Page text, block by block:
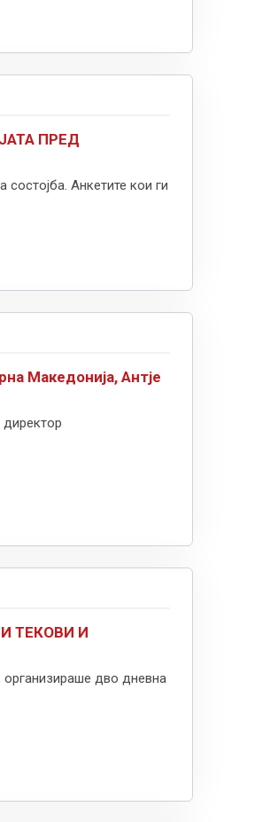
ПРЕД
Анкетите кои ги
Македонија, Антје
ТЕКОВИ И
организираше дво дневна